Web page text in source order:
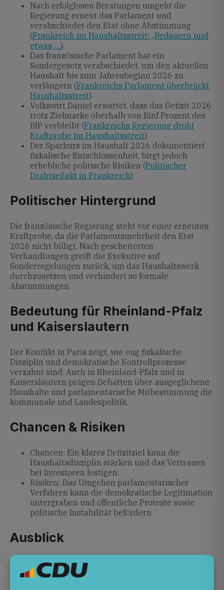
Nach erfolglosen Beratungen umgeht die
Regierung erneut das Parlament und
verabschiedet den Etat ohne Abstimmung
(Frankreich im Haushaltsstreit: „Bedauern und
etwas …).
Das französische Parlament hat ein
Sondergesetz verabschiedet, um den aktuellen
Haushalt bis zum Jahresbeginn 2026 zu
verlängern (Frankreichs Parlament überbrückt
Haushaltsstreit).
Volkswirt Daniel erwartet, dass das Defizit 2026
trotz Zielmarke oberhalb von fünf Prozent des
BIP verbleibt (Frankreichs Regierung droht
Kraftprobe im Haushaltsstreit).
Der Sparkurs im Haushalt 2026 dokumentiert
fiskalische Entschlossenheit, birgt jedoch
erhebliche politische Risiken (Politischer
Drahtseilakt in Frankreich).
Politischer Hintergrund
Die französische Regierung steht vor einer erneuten
Kraftprobe, da die Parlamentsmehrheit den Etat
2026 nicht billigt. Nach gescheiterten
Verhandlungen greift die Exekutive auf
Sonderregelungen zurück, um das Haushaltswerk
durchzusetzen und verhindert so formale
Abstimmungen.
Bedeutung für Rheinland-Pfalz
und Kaiserslautern
Der Konflikt in Paris zeigt, wie eng fiskalische
Disziplin und demokratische Kontrollprozesse
verzahnt sind. Auch in Rheinland-Pfalz und in
Kaiserslautern prägen Debatten über ausgeglichene
Haushalte und parlamentarische Mitbestimmung die
kommunale und Landespolitik.
Chancen & Risiken
Chancen: Ein klares Defizitziel kann die
Haushaltsdisziplin stärken und das Vertrauen
bei Investoren festigen.
Risiken: Das Umgehen parlamentarischer
Verfahren kann die demokratische Legitimation
untergraben und öffentliche Proteste sowie
politische Instabilität befördern.
Ausblick
Unklar bleibt, ob die französische Regierung das
Defizitziel von fünf Prozent nachhaltig einhält und